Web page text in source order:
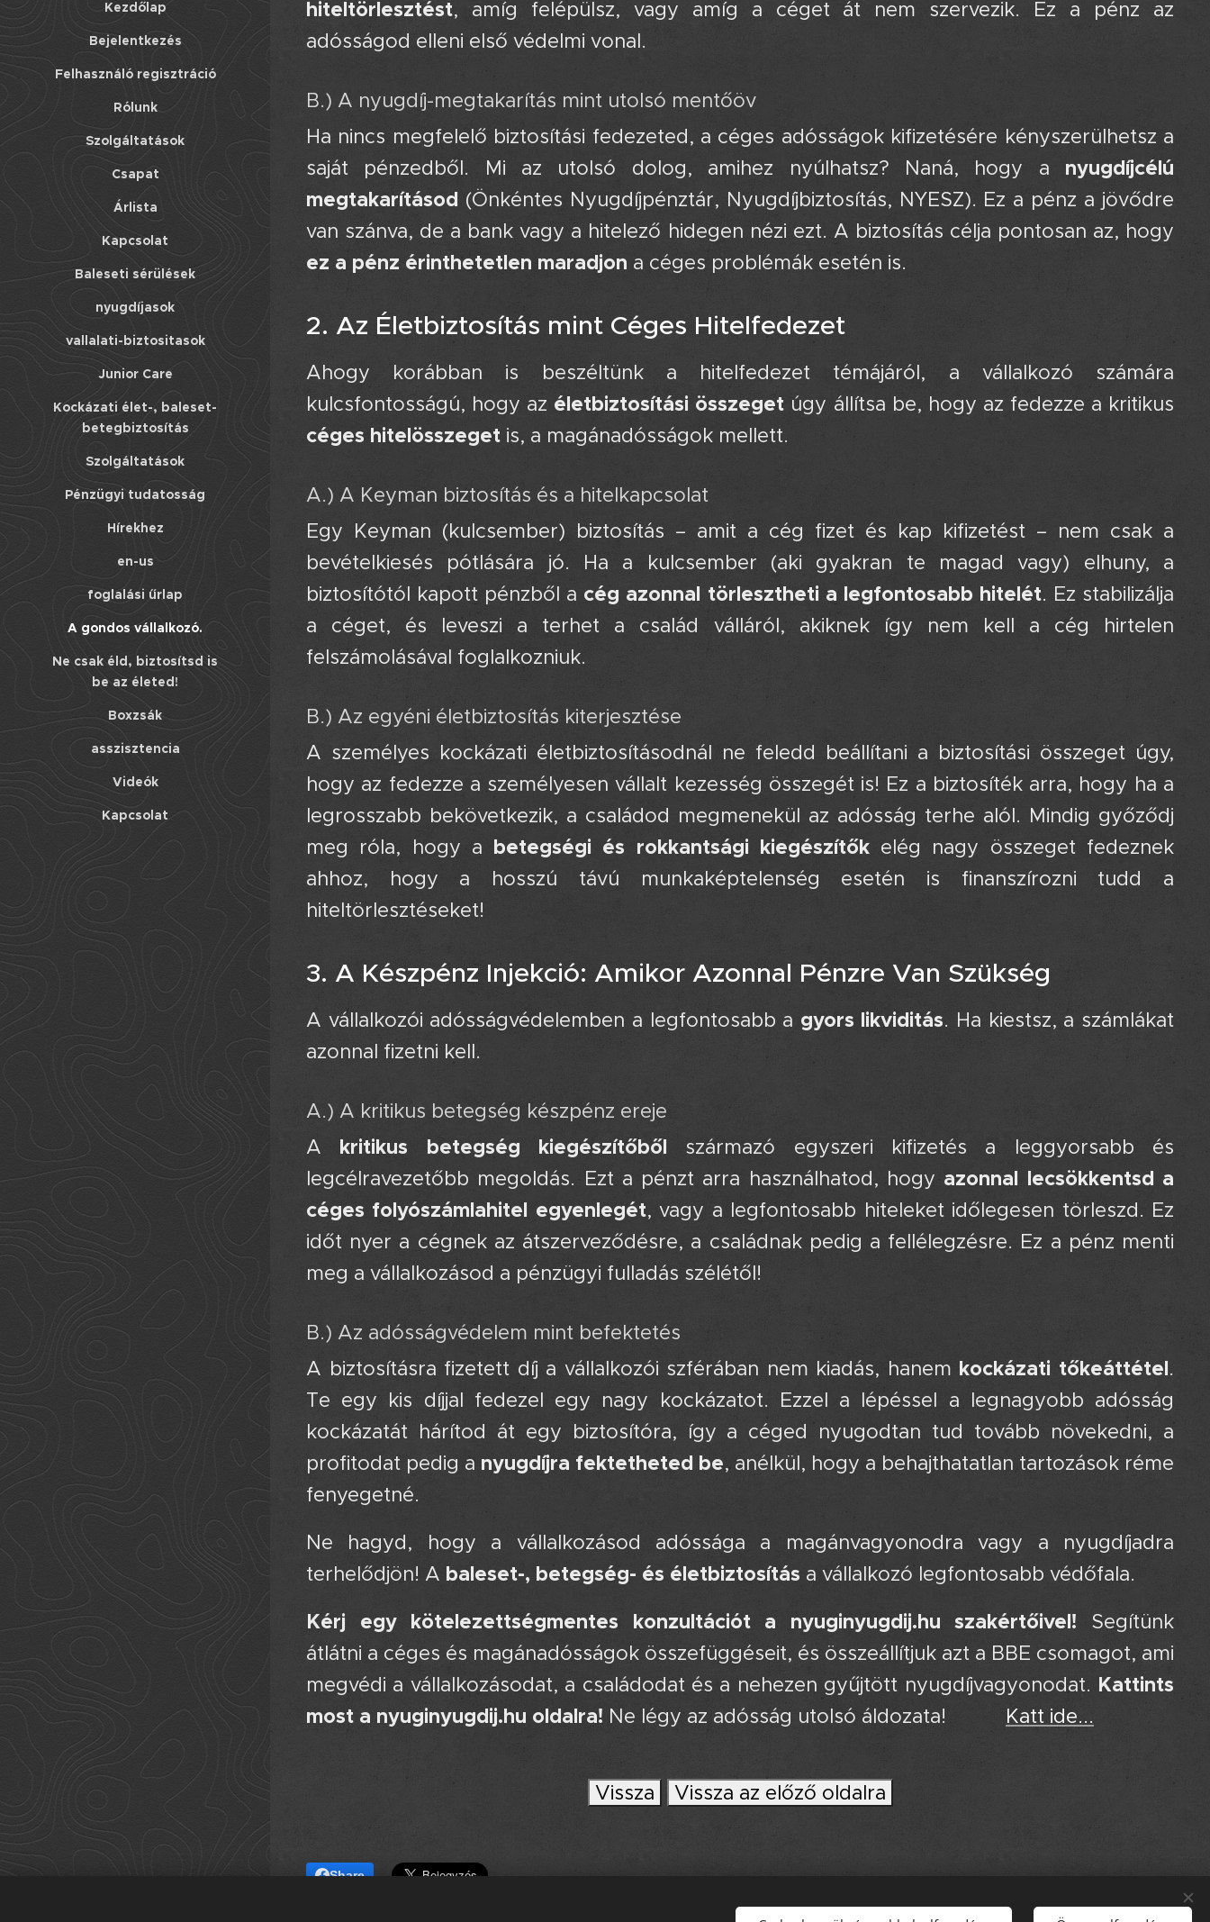
Kezdőlap
Bejelentkezés
Felhasználó regisztráció
Rólunk
Szolgáltatások
Csapat
Árlista
Kapcsolat
Baleseti sérülések
nyugdíjasok
vallalati-biztositasok
Junior Care
Kockázati élet-, baleset-
betegbiztosítás
Szolgáltatások
Pénzügyi tudatosság
Hírekhez
en-us
foglalási űrlap
A gondos vállalkozó.
Ne csak éld, biztosítsd is
be az életed!
Boxzsák
asszisztencia
Videók
Kapcsolat
hiteltörlesztést, amíg felépülsz, vagy amíg a céget át nem szervezik. Ez a pénz az
adósságod elleni első védelmi vonal.
B.) A nyugdíj-megtakarítás mint utolsó mentőöv 😥
Ha nincs megfelelő biztosítási fedezeted, a céges adósságok kifizetésére kényszerülhetsz a
saját pénzedből. Mi az utolsó dolog, amihez nyúlhatsz? Naná, hogy a nyugdíjcélú
megtakarításod (Önkéntes Nyugdíjpénztár, Nyugdíjbiztosítás, NYESZ). Ez a pénz a jövődre
van szánva, de a bank vagy a hitelező hidegen nézi ezt. A biztosítás célja pontosan az, hogy
ez a pénz érinthetetlen maradjon a céges problémák esetén is.
2. Az Életbiztosítás mint Céges Hitelfedezet 🏦
Ahogy korábban is beszéltünk a hitelfedezet témájáról, a vállalkozó számára
kulcsfontosságú, hogy az életbiztosítási összeget úgy állítsa be, hogy az fedezze a kritikus
céges hitelösszeget is, a magánadósságok mellett.
A.) A Keyman biztosítás és a hitelkapcsolat 🔑
Egy Keyman (kulcsember) biztosítás – amit a cég fizet és kap kifizetést – nem csak a
bevételkiesés pótlására jó. Ha a kulcsember (aki gyakran te magad vagy) elhuny, a
biztosítótól kapott pénzből a cég azonnal törlesztheti a legfontosabb hitelét. Ez stabilizálja
a céget, és leveszi a terhet a család válláról, akiknek így nem kell a cég hirtelen
felszámolásával foglalkozniuk.
B.) Az egyéni életbiztosítás kiterjesztése 🎯
A személyes kockázati életbiztosításodnál ne feledd beállítani a biztosítási összeget úgy,
hogy az fedezze a személyesen vállalt kezesség összegét is! Ez a biztosíték arra, hogy ha a
legrosszabb bekövetkezik, a családod megmenekül az adósság terhe alól. Mindig győződj
meg róla, hogy a betegségi és rokkantsági kiegészítőkelég nagy összeget fedeznek
ahhoz, hogy a hosszú távú munkaképtelenség esetén is finanszírozni tudd a
hiteltörlesztéseket!
3. A Készpénz Injekció: Amikor Azonnal Pénzre Van Szükség 💸
A vállalkozói adósságvédelemben a legfontosabb a gyors likviditás. Ha kiestsz, a számlákat
azonnal fizetni kell.
A.) A kritikus betegség készpénz ereje 💉
A kritikus betegség kiegészítőből származó egyszeri kifizetés a leggyorsabb és
legcélravezetőbb megoldás. Ezt a pénzt arra használhatod, hogy azonnal lecsökkentsd a
céges folyószámlahitel egyenlegét, vagy a legfontosabb hiteleket időlegesen törleszd. Ez
időt nyer a cégnek az átszerveződésre, a családnak pedig a fellélegzésre. Ez a pénz menti
meg a vállalkozásod a pénzügyi fulladás szélétől!
B.) Az adósságvédelem mint befektetés 🧠
A biztosításra fizetett díj a vállalkozói szférában nem kiadás, hanem kockázati tőkeáttétel.
Te egy kis díjjal fedezel egy nagy kockázatot. Ezzel a lépéssel a legnagyobb adósság
kockázatát hárítod át egy biztosítóra, így a céged nyugodtan tud tovább növekedni, a
profitodat pedig a nyugdíjra fektetheted be, anélkül, hogy a behajthatatlan tartozások réme
fenyegetné.
Ne hagyd, hogy a vállalkozásod adóssága a magánvagyonodra vagy a nyugdíjadra
terhelődjön! A baleset-, betegség- és életbiztosítás a vállalkozó legfontosabb védőfala.
Kérj egy kötelezettségmentes konzultációt a nyuginyugdij.hu szakértőivel! Segítünk
átlátni a céges és magánadósságok összefüggéseit, és összeállítjuk azt a BBE csomagot, ami
megvédi a vállalkozásodat, a családodat és a nehezen gyűjtött nyugdíjvagyonodat. Kattints
most a nyuginyugdij.hu oldalra! Ne légy az adósság utolsó áldozata! 🔥😊 Katt ide...
Vissza Vissza az előző oldalra
Share